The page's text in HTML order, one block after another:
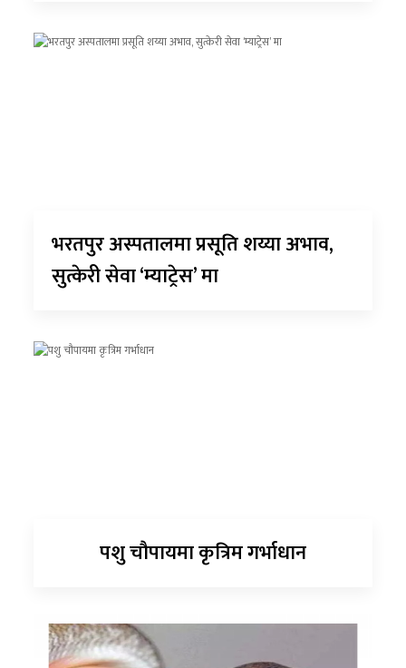
भरतपुर अस्पतालमा प्रसूति शय्या अभाव,
सुत्केरी सेवा ‘म्याट्रेस’ मा
पशु चौपायमा कृत्रिम गर्भाधान